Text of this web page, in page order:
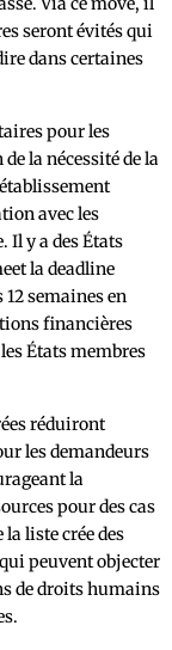
seront évités qui
dans certaines
pour les
la nécessité de la
avec les
Il y a des États
la deadline
semaines en
financières
États membres
réduiront
les demandeurs
la
pour des cas
liste crée des
peuvent objecter
de droits humains